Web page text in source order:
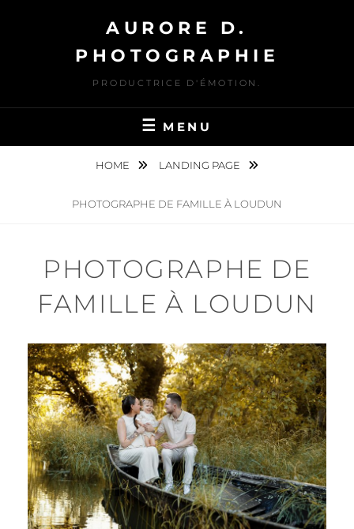
AURORE D.
PHOTOGRAPHIE
PRODUCTRICE D'ÉMOTION.
MENU
HOME LANDING PAGE
PHOTOGRAPHE DE FAMILLE À LOUDUN
PHOTOGRAPHE DE
FAMILLE À LOUDUN